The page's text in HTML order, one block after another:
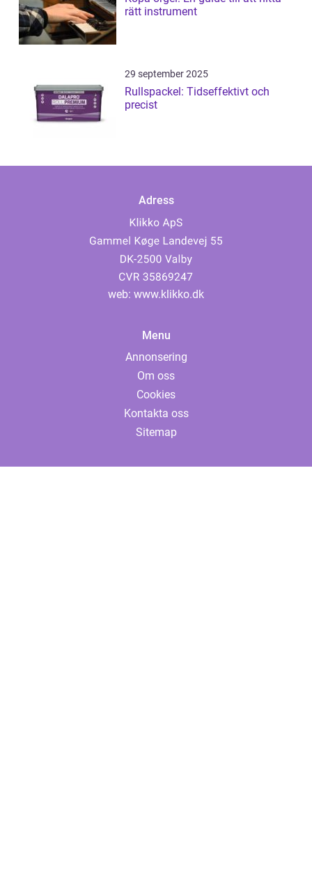
rätt instrument
29 september 2025
Rullspackel: Tidseffektivt och
precist
Adress
web: www.klikko.dk
Menu
Annonsering
Om oss
Cookies
Kontakta oss
Sitemap